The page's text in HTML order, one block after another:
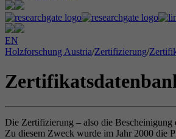
EN
Holzforschung Austria/Zertifizierung/
Die Zertifizierung – also die Bescheinigung
Zu diesem Zweck wurde im Jahr 2000 die